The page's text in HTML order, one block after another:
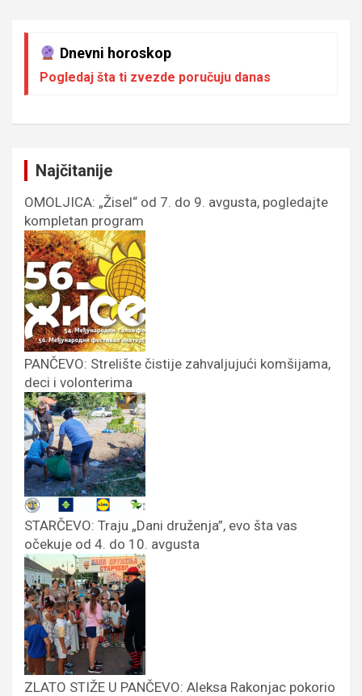
Dnevni horoskop
Pogledaj šta ti zvezde poručuju danas
Najčitanije
OMOLJICA: „Žisel“ od 7. do 9. avgusta, pogledajte
kompletan program
PANČEVO: Strelište čistije zahvaljujući komšijama,
deci i volonterima
STARČEVO: Traju „Dani druženja”, evo šta vas
očekuje od 4. do 10. avgusta
ZLATO STIŽE U PANČEVO: Aleksa Rakonjac pokorio